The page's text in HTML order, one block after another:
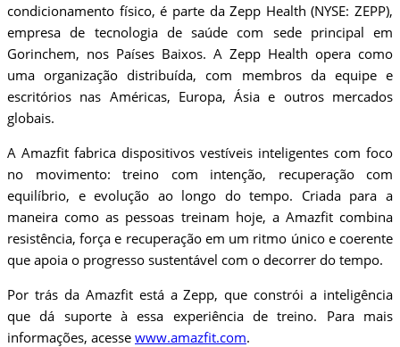
condicionamento físico, é parte da Zepp Health (NYSE: ZEPP),
empresa de tecnologia de saúde com sede principal em
Gorinchem, nos Países Baixos. A Zepp Health opera como
uma organização distribuída, com membros da equipe e
escritórios nas Américas, Europa, Ásia e outros mercados
globais.
A Amazfit fabrica dispositivos vestíveis inteligentes com foco
no movimento: treino com intenção, recuperação com
equilíbrio, e evolução ao longo do tempo. Criada para a
maneira como as pessoas treinam hoje, a Amazfit combina
resistência, força e recuperação em um ritmo único e coerente
que apoia o progresso sustentável com o decorrer do tempo.
Por trás da Amazfit está a Zepp, que constrói a inteligência
que dá suporte à essa experiência de treino. Para mais
informações, acesse www.amazfit.com.